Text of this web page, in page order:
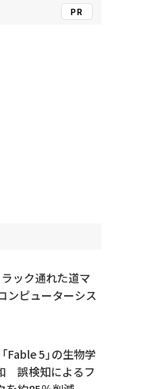
PR
ック通れた道マ
ンピューターシス
Fable 5」の生物学
誤検知によるフ